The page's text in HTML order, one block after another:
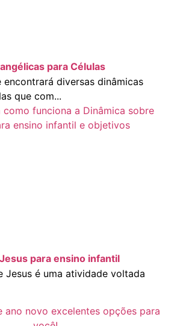
para Células
diversas dinâmicas
que com...
para ensino infantil
Jesus é uma atividade voltada